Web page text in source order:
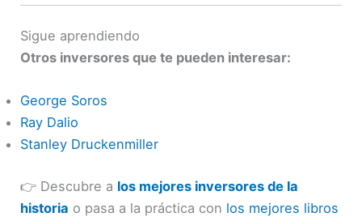
Sigue aprendiendo
Otros inversores que te pueden interesar:
George Soros
Ray Dalio
Stanley Druckenmiller
👉 Descubre a los mejores inversores de la
historia o pasa a la práctica con los mejores libros